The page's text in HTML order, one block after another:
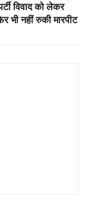
विवाद को लेकर
भी नहीं रुकी मारपीट